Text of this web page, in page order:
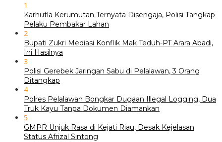
1
Karhutla Kerumutan Ternyata Disengaja, Polisi Tangkap
Pelaku Pembakar Lahan
2
Bupati Zukri Mediasi Konflik Mak Teduh-PT Arara Abadi,
Ini Hasilnya
3
Polisi Gerebek Jaringan Sabu di Pelalawan, 3 Orang
Ditangkap
4
Polres Pelalawan Bongkar Dugaan Illegal Logging, Dua
Truk Kayu Tanpa Dokumen Diamankan
5
GMPR Unjuk Rasa di Kejati Riau, Desak Kejelasan
Status Afrizal Sintong